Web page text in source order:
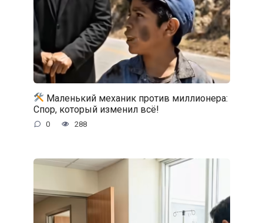
Маленький механик против миллионера:
Спор, который изменил всё!
0 288